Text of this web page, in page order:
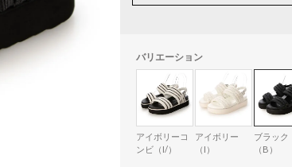
バリエーション
アイボリーコ
ンビ（I/）
アイボリー
（I）
ブラック
（B）